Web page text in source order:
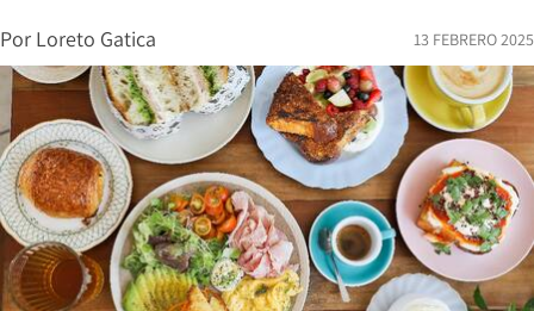
Por Loreto Gatica 13 FEBRERO 2025